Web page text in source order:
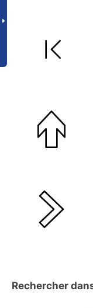
Rechercher